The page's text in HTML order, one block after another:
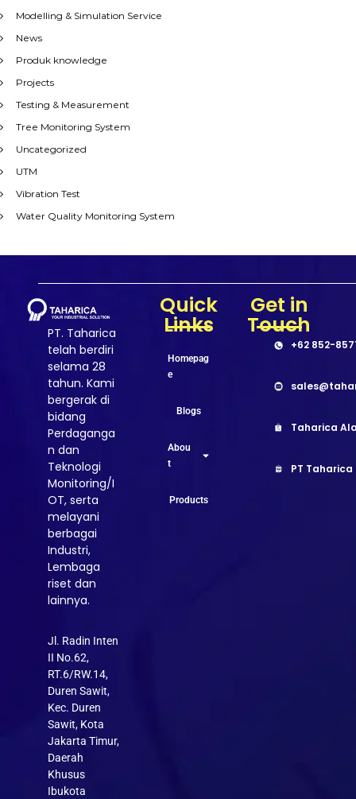
Modelling & Simulation Service
News
Produk knowledge
Projects
Testing & Measurement
Tree Monitoring System
Uncategorized
UTM
Vibration Test
Water Quality Monitoring System
PT. Taharica
telah berdiri
selama 28
tahun. Kami
bergerak di
bidang
Perdaganga
n dan
Teknologi
Monitoring/I
OT, serta
melayani
berbagai
Industri,
Lembaga
riset dan
lainnya.
Jl. Radin Inten
II No.62,
RT.6/RW.14,
Duren Sawit,
Kec. Duren
Sawit, Kota
Jakarta Timur,
Daerah
Khusus
Ibukota
Quick
Links
Homepag
e
Blogs
Abou
t
Products
Get in
Touch
+62 852-
Taharica
PT Taharica